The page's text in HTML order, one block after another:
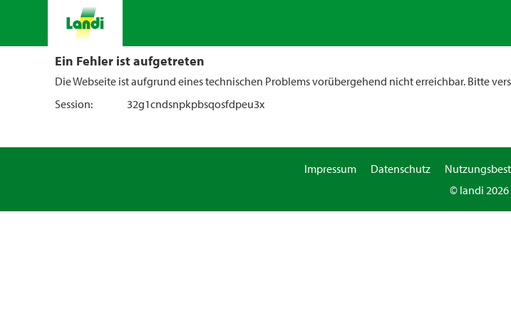
Ein Fehler ist aufgetreten
Die Webseite ist aufgrund eines technischen Problems vorübergehend nicht erreichbar. Bitte
Session:
32g1cndsnpkpbsqosfdpeu3x
Impressum Datenschutz
© landi 2026